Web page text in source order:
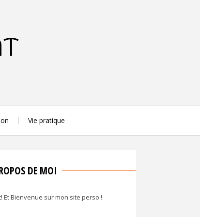
Vie pratique
DE MOI
Et Bienvenue sur mon site perso !